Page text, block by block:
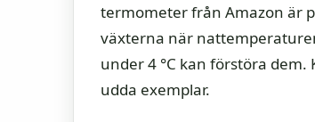
termometer från Amazon är
växterna när
under 4 °C kan förstöra
udda exemplar.